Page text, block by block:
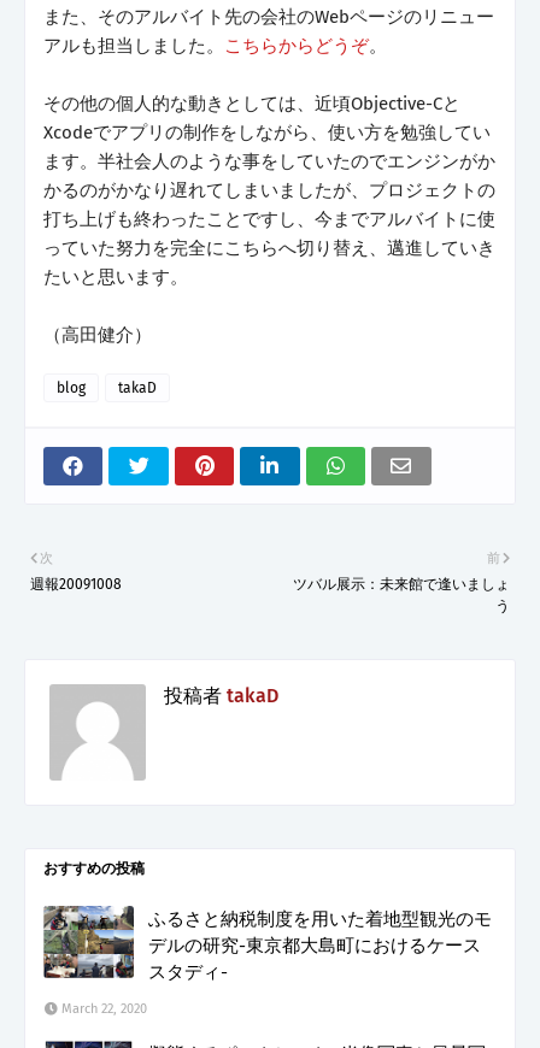
また、そのアルバイト先の会社のWebページのリニュー
アルも担当しました。
こちらからどうぞ。
その他の個人的な動きとしては、近頃Objective-Cと
Xcodeでアプリの制作をしながら、使い方を勉強してい
ます。半社会人のような事をしていたのでエンジンがか
かるのがかなり遅れてしまいましたが、プロジェクトの
打ち上げも終わったことですし、今までアルバイトに使
っていた努力を完全にこちらへ切り替え、邁進していき
たいと思います。
（高田健介）
blog takaD
前
ツバル展示：未来館で逢いましょ
う
次
週報20091008
投稿者 takaD
おすすめの投稿
ふるさと納税制度を用いた着地型観光のモ
デルの研究-東京都大島町におけるケース
スタディ-
March 22, 2020